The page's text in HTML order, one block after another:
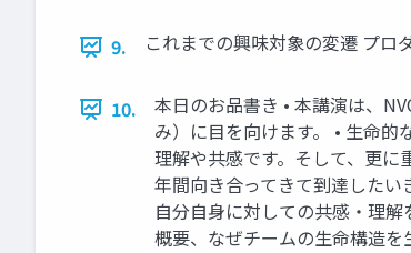
9. これまでの興味対象の変遷 プロ
10.
本日のお品書き • 本講演は、
み）に目を向けます。 • 生命
理解や共感です。そして、更に
年間向き合ってきて到達したい
自分自身に対しての共感・理
概要、なぜチームの生命構造を